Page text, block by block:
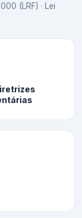
(LRF) · Lei